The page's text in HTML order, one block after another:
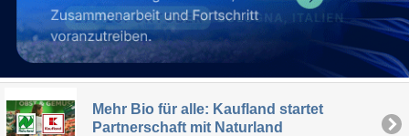
Mehr Bio für alle: Kaufland startet
Partnerschaft mit Naturland